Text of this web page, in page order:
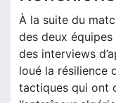
À la suite du
des deux
des interviews
loué la résilience
tactiques qui ont